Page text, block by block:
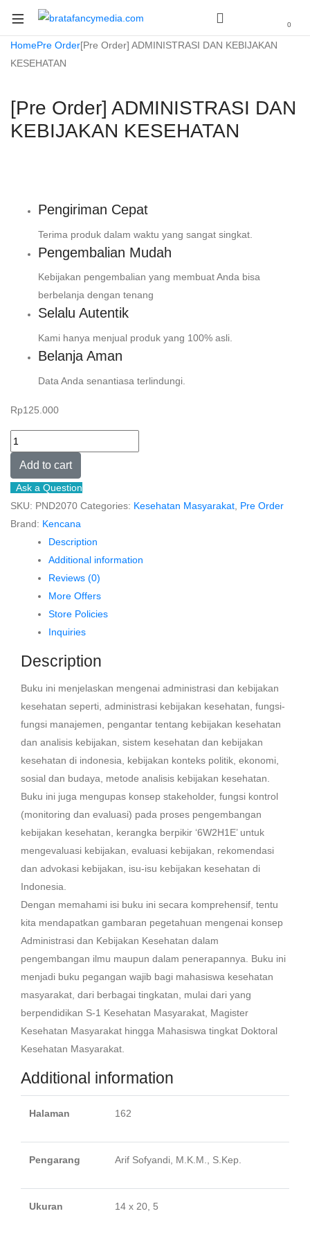
0
HomePre Order[Pre Order] ADMINISTRASI DAN KEBIJAKAN
KESEHATAN
[Pre Order] ADMINISTRASI DAN
KEBIJAKAN KESEHATAN
Pengiriman Cepat
Terima produk dalam waktu yang sangat singkat.
Pengembalian Mudah
Kebijakan pengembalian yang membuat Anda bisa
berbelanja dengan tenang
Selalu Autentik
Kami hanya menjual produk yang 100% asli.
Belanja Aman
Data Anda senantiasa terlindungi.
Rp125.000
[Pre
Order]
ADMINISTRASI
DAN
KEBIJAKAN
KESEHATAN
quantity
Add to cart
Ask a Question
SKU: PND2070 Categories: Kesehatan Masyarakat, Pre Order
Brand: Kencana
Description
Additional information
Reviews (0)
More Offers
Store Policies
Inquiries
Description
Buku ini menjelaskan mengenai administrasi dan kebijakan
kesehatan seperti, administrasi kebijakan kesehatan, fungsi-
fungsi manajemen, pengantar tentang kebijakan kesehatan
dan analisis kebijakan, sistem kesehatan dan kebijakan
kesehatan di indonesia, kebijakan konteks politik, ekonomi,
sosial dan budaya, metode analisis kebijakan kesehatan.
Buku ini juga mengupas konsep stakeholder, fungsi kontrol
(monitoring dan evaluasi) pada proses pengembangan
kebijakan kesehatan, kerangka berpikir ‘6W2H1E’ untuk
mengevaluasi kebijakan, evaluasi kebijakan, rekomendasi
dan advokasi kebijakan, isu-isu kebijakan kesehatan di
Indonesia.
Dengan memahami isi buku ini secara komprehensif, tentu
kita mendapatkan gambaran pegetahuan mengenai konsep
Administrasi dan Kebijakan Kesehatan dalam
pengembangan ilmu maupun dalam penerapannya. Buku ini
menjadi buku pegangan wajib bagi mahasiswa kesehatan
masyarakat, dari berbagai tingkatan, mulai dari yang
berpendidikan S-1 Kesehatan Masyarakat, Magister
Kesehatan Masyarakat hingga Mahasiswa tingkat Doktoral
Kesehatan Masyarakat.
Additional information
Halaman 162
Pengarang Arif Sofyandi, M.K.M., S.Kep.
Ukuran 14 x 20, 5